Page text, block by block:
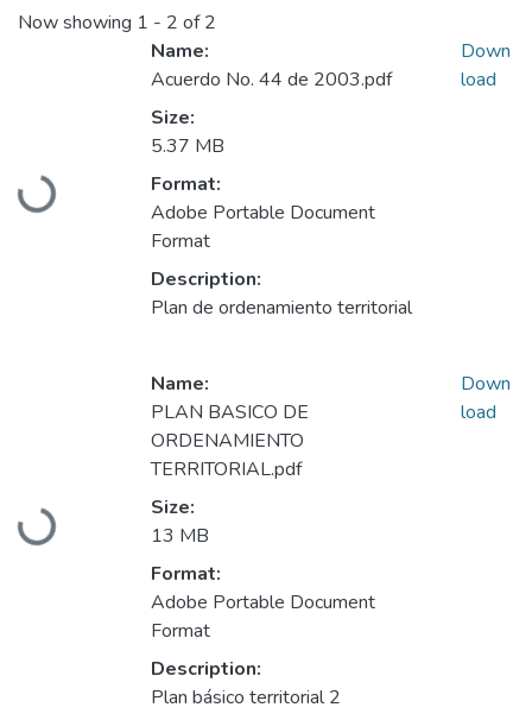
Now showing 1 - 2 of 2
Loading...
Name:
Acuerdo No. 44 de 2003.pdf
Size:
5.37 MB
Format:
Adobe Portable Document
Format
Description:
Plan de ordenamiento territorial
Down
load
Loading...
Name:
PLAN BASICO DE
ORDENAMIENTO
TERRITORIAL.pdf
Size:
13 MB
Format:
Adobe Portable Document
Format
Description:
Plan básico territorial 2
Down
load